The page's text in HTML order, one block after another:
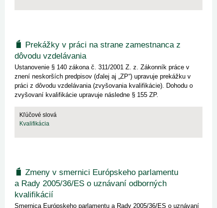
Prekážky v práci na strane zamestnanca z
dôvodu vzdelávania
Ustanovenie § 140 zákona č. 311/2001 Z. z. Zákonník práce v
znení neskorších predpisov (ďalej aj „ZP“) upravuje prekážku v
práci z dôvodu vzdelávania (zvyšovania kvalifikácie). Dohodu o
zvyšovaní kvalifikácie upravuje následne § 155 ZP.
Kľúčové slová
Kvalifikácia
Zmeny v smernici Európskeho parlamentu
a Rady 2005/36/ES o uznávaní odborných
kvalifikácií
Smernica Európskeho parlamentu a Rady 2005/36/ES o uznávaní